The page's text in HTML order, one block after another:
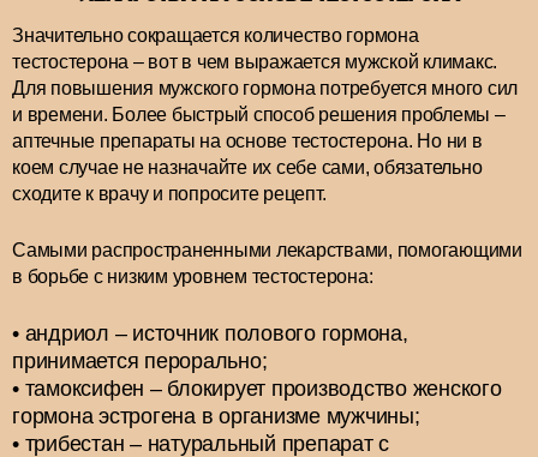
Значительно сокращается количество гормона
тестостерона – вот в чем выражается мужской климакс.
Для повышения мужского гормона потребуется много сил
и времени. Более быстрый способ решения проблемы –
аптечные препараты на основе тестостерона. Но ни в
коем случае не назначайте их себе сами, обязательно
сходите к врачу и попросите рецепт.
Самыми распространенными лекарствами, помогающими
в борьбе с низким уровнем тестостерона:
андриол – источник полового гормона,
принимается перорально;
тамоксифен – блокирует производство женского
гормона эстрогена в организме мужчины;
трибестан – натуральный препарат с